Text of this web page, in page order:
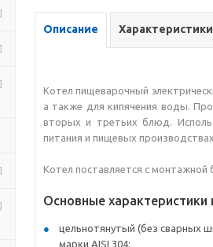
Описание Характеристики
Котел пищеварочный
а также для кипячения воды.
вторых и третьих блюд.
питания и пищевых
Котел поставляется с
Основные
цельнотянутый (без сварных
марки AISI 304;